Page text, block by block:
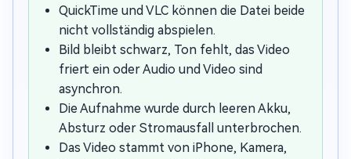
QuickTime und VLC können die Datei beide
nicht vollständig abspielen.
Bild bleibt schwarz, Ton fehlt, das Video
friert ein oder Audio und Video sind
asynchron.
Die Aufnahme wurde durch leeren Akku,
Absturz oder Stromausfall unterbrochen.
Das Video stammt von iPhone, Kamera,